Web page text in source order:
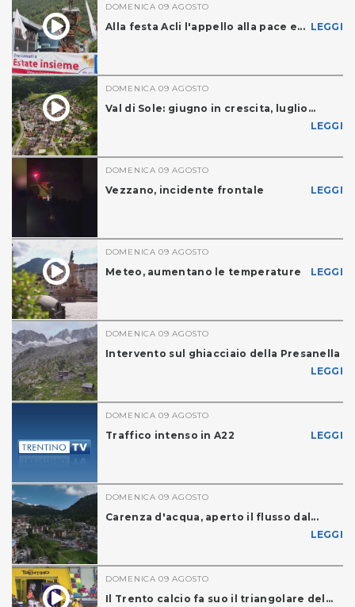
DOMENICA 09 AGOSTO
Alla festa Acli l'appello alla pace e... LEGGI
DOMENICA 09 AGOSTO
Val di Sole: giugno in crescita, luglio...
LEGGI
DOMENICA 09 AGOSTO
Vezzano, incidente frontale LEGGI
DOMENICA 09 AGOSTO
Meteo, aumentano le temperature LEGGI
DOMENICA 09 AGOSTO
Intervento sul ghiacciaio della Presanella
LEGGI
DOMENICA 09 AGOSTO
Traffico intenso in A22 LEGGI
DOMENICA 09 AGOSTO
Carenza d'acqua, aperto il flusso dal...
LEGGI
DOMENICA 09 AGOSTO
Il Trento calcio fa suo il triangolare del...